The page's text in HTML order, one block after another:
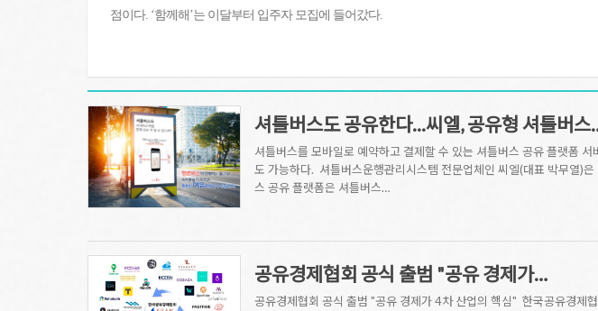
점이다. ‘함께해’는 이달부터 입주자 모집에 들어갔다.
셔틀버스도 공유한다...씨엘, 공유형 셔틀버
셔틀버스를 모바일로 예약하고 결제할 수 있는 셔틀버스 공유 플랫폼
도 가능하다. 셔틀버스운행관리시스템 전문업체인 씨엘(대표 박무열)
스 공유 플랫폼은 셔틀버스…
공유경제협회 공식 출범 "공유 경제가…
공유경제협회 공식 출범 "공유 경제가 4차 산업의 핵심" 한국공유경제